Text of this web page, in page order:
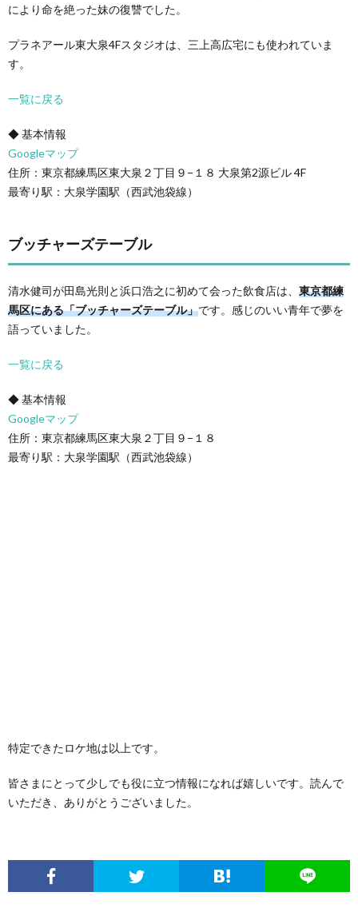
により命を絶った妹の復讐でした。
プラネアール東大泉4Fスタジオは、三上高広宅にも使われていま
す。
一覧に戻る
◆ 基本情報
Googleマップ
住所：東京都練馬区東大泉２丁目９−１８ 大泉第2源ビル 4F
最寄り駅：大泉学園駅（西武池袋線）
ブッチャーズテーブル
清水健司が田島光則と浜口浩之に初めて会った飲食店は、 東京都練
馬区にある「ブッチャーズテーブル」です。感じのいい青年で夢を
語っていました。
一覧に戻る
◆ 基本情報
Googleマップ
住所：東京都練馬区東大泉２丁目９−１８
最寄り駅：大泉学園駅（西武池袋線）
特定できたロケ地は以上です。
皆さまにとって少しでも役に立つ情報になれば嬉しいです。読んで
いただき、ありがとうございました。